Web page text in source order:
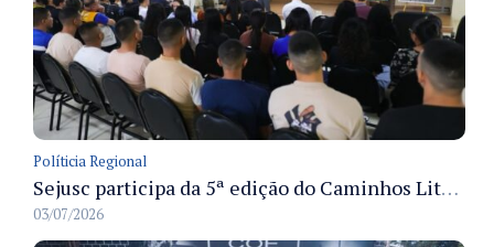
Políticia Regional
Sejusc participa da 5ª edição do Caminhos Literários com foco na cultura hip-hop nas unidades socioeducativas
03/07/2026